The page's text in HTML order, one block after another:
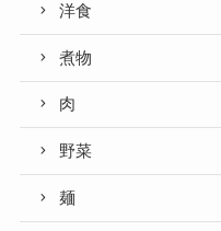
洋食
煮物
肉
野菜
麺